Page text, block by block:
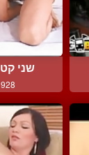
שני
11928